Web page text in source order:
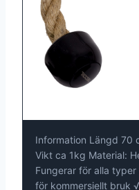
Information Längd 70
Vikt ca 1kg Material:
Fungerar för alla
för kommersiellt bruk